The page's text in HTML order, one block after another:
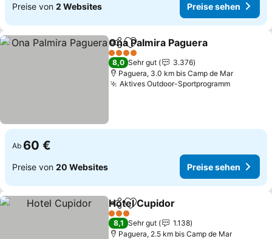
Preise von 2 Websites Preise sehen
TeilenZu Favoriten hinzufügen
Ona Palmira Paguera
4 Sterne
8,0 Sehr gut
3.376
Paguera, 3.0 km bis Camp de Mar
Aktives Outdoor-Sportprogramm
Ab 60 €
Preise von 20 Websites Preise sehen
TeilenZu Favoriten hinzufügen
Hotel Cupidor
3 Sterne
8,1 Sehr gut
1.138
Paguera, 2.5 km bis Camp de Mar